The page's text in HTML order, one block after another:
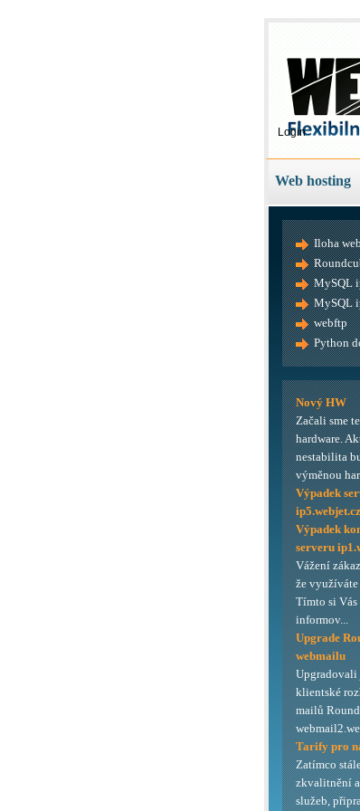
Login
Web hosting
Iloha
MySQL
MySQL
webftp
Python
Nový HW
Začali sme
hardware.
nestabilita
výměnou
Výpadek
ip5.webjet.cz
Výpadek
serveru
Vážení
že využíváte
Tímto si
informov...
Upgrade
webmailu
Upgradovali
klientské
mailů
Tarify pro
Zatímco
zkvalitnění
služeb,